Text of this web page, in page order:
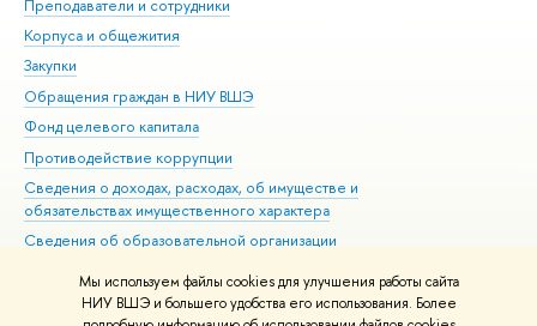
Мы используем файлы cookies для улучшения работы сайта
НИУ ВШЭ и большего удобства его использования. Более
Преподаватели и сотрудники
Корпуса и общежития
Закупки
Обращения граждан в НИУ ВШЭ
Фонд целевого капитала
Противодействие коррупции
Сведения о доходах, расходах, об имуществе и
обязательствах имущественного характера
Сведения об образовательной организации
Людям с ограниченными возможностями здоровья
Единая платежная страница